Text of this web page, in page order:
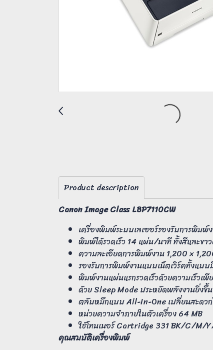
Product description
Canon Image Class LBP7110CW
เครื่องพิมพ์ระบบเลเซอร์รองรับการพิมพ์
พิมพ์ได้รวดเร็ว 14 แผ่น/นาที ทั้งสีและขา
ความละเอียดการพิมพ์งาน 1,200 ×
รองรับการพิมพ์งานแบบเน็ตเวิร์คทั้งแบ
พิมพ์งานแผ่นแรกรวดเร็วด้วยความเร็วเพี
ด้วย Sleep Mode ประหยัดพลังงานยิ่งขึ้
ตลับหมึกแบบ All-In-One เปลี่ยนสะดวก
หน่วยความจำภายในตัวเครื่อง 64 MB
ใช้โทนเนอร์ Cartridge 331 BK/C/M/
คุณสมบัติเครื่องพิมพ์